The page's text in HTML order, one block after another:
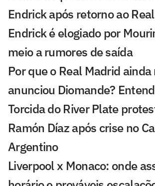
Endrick após retorno ao
Endrick é elogiado por
meio a rumores de saída
Por que o Real Madrid ainda
anunciou Diomande?
Torcida do River Plate
Ramón Díaz após crise no
Argentino
Liverpool x Monaco: onde